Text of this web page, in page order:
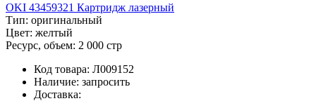
OKI 43459321 Картридж лазерный
Тип: оригинальный
Цвет: желтый
Ресурс, объем: 2 000 стр
Код товара: Л009152
Наличие: запросить
Доставка: